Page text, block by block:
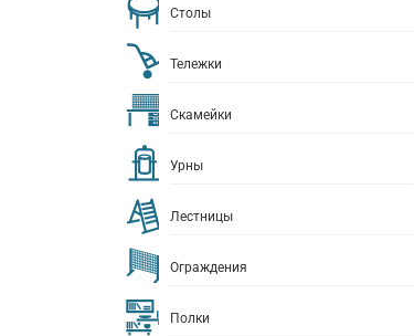
Столы
Тележки
Скамейки
Урны
Лестницы
Ограждения
Полки